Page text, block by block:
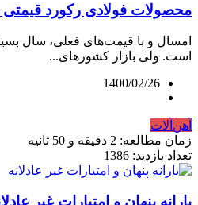
محصولات فولادی رکورد قیمتی
امسال و با قیمت‌های فعلی، سال
است. ولی بازار کشورهای...
1400/02/26
آهن‌آلات
زمان مطالعه: 2 دقیقه و 50 ثانیه
تعداد بازدید: 1386
یارانه پنهان و امتیارات غیر